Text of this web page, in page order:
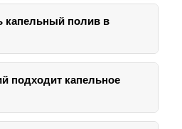
капельный полив в
подходит капельное